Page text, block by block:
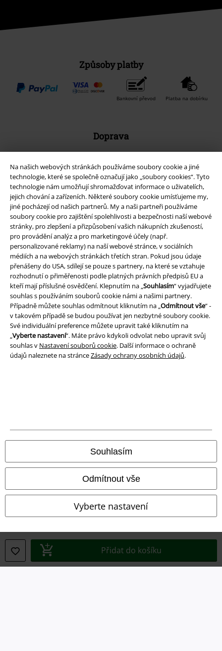
Na našich webových stránkách používáme soubory cookie a jiné
technologie, které se společně označují jako „soubory cookies“. Tyto
technologie nám umožňují shromažďovat informace o uživatelích,
jejich chování a zařízeních. Některé soubory cookie umísťujeme my,
jiné pocházejí od našich partnerů. My a naši partneři používáme
soubory cookie pro zajištění spolehlivosti a bezpečnosti naší webové
stránky, pro zlepšení a přizpůsobení vašich nákupních zkušeností,
pro provádění analýz a pro marketingové účely (např.
personalizované reklamy) na naší webové stránce, v sociálních
médiích a na webových stránkách třetích stran. Pokud jsou údaje
přenášeny do USA, sdílejí se pouze s partnery, na které se vztahuje
rozhodnutí o přiměřenosti podle platných právních předpisů EU a
kteří mají příslušné osvědčení. Klepnutím na „Souhlasím“ vyjadřujete
souhlas s používáním souborů cookie námi a našimi partnery.
Případně můžete souhlas odmítnout kliknutím na „Odmítnout vše“ -
v takovém případě se budou používat jen nezbytné soubory cookie.
Své individuální preference můžete upravit také kliknutím na
„Vyberte nastavení“. Máte právo kdykoli odvolat nebo upravit svůj
souhlas v Nastavení souborů cookie. Další informace o ochraně
údajů naleznete na stránceZásady ochrany osobních údajů.
Souhlasím
Odmítnout vše
Vyberte nastavení
Přidat do košíku
Způsoby platby
Bankovní převod Platba na dobírku
Doprava
Balíkovna Balík Do ruky
EMP aplikaci
Stáhněte si novou EMP aplikaci zdarma a využijte všechny nové
funkce a výhody!
A Warner Music Group Company
Ochrana osobních údajů
Prohlášení o shodě
Informace o přístupnosti